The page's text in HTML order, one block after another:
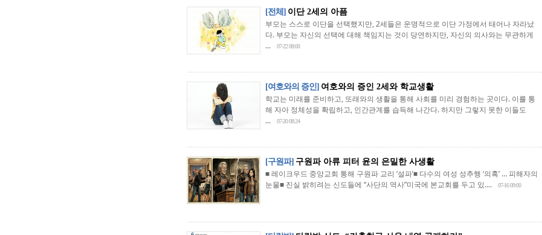
[전체] 이단 2세의 아픔
부모는 스스로 이단을 선택했지만, 2세들은 운명적으로 이단 가정에서 태어나 자라났
다. 부모는 자신의 선택에 대해 책임지는 것이 당연하지만, 자신의 의사와는 무관하게
...
07-22 08:00
[여호와의 증인] 여호와의 증인 2세와 학교생활
학교는 미래를 준비하고, 또래와의 생활을 통해 사회를 미리 경험하는 곳이다. 이를 통
해 자아 정체성을 확립하고, 인간관계를 습득해 나간다. 하지만 그렇지 못한 이들도
...
07-20 08:24
[구원파] 구원파 아류 피터 윤의 은밀한 사생활
■ 레이크우드 중앙교회 통해 구원파 교리 ‘설파’■ 다수의 여성 성추행 ‘의혹’ … 피해자의
눈물■ 진실 밝히려는 신도들에 “사단의 역사”미국에 본교회를 두고 있....
07-16 09:00